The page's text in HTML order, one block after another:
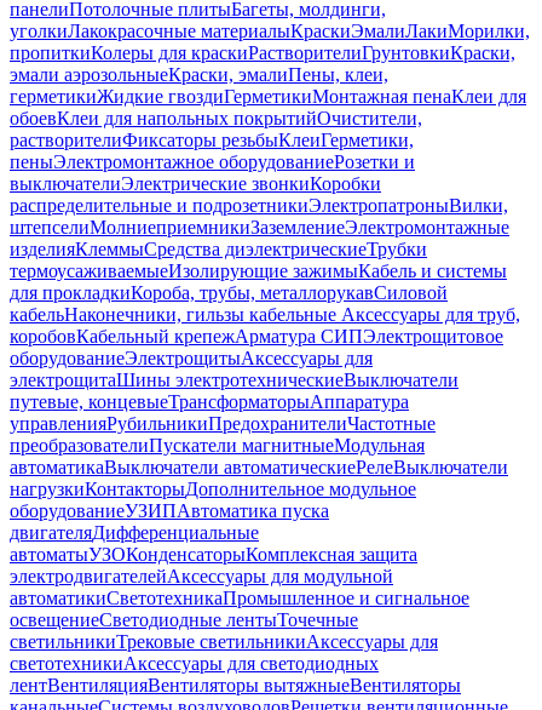
панелиПотолочные плитыБагеты, молдинги,
уголкиЛакокрасочные материалыКраскиЭмалиЛакиМорилки,
пропиткиКолеры для краскиРастворителиГрунтовкиКраски,
эмали аэрозольныеКраски, эмалиПены, клеи,
герметикиЖидкие гвоздиГерметикиМонтажная пенаКлеи для
обоевКлеи для напольных покрытийОчистители,
растворителиФиксаторы резьбыКлеиГерметики,
пеныЭлектромонтажное оборудованиеРозетки и
выключателиЭлектрические звонкиКоробки
распределительные и подрозетникиЭлектропатроныВилки,
штепселиМолниеприемникиЗаземлениеЭлектромонтажные
изделияКлеммыСредства диэлектрическиеТрубки
термоусаживаемыеИзолирующие зажимыКабель и системы
для прокладкиКороба, трубы, металлорукавСиловой
кабельНаконечники, гильзы кабельные Аксессуары для труб,
коробовКабельный крепежАрматура СИПЭлектрощитовое
оборудованиеЭлектрощитыАксессуары для
электрощитаШины электротехническиеВыключатели
путевые, концевыеТрансформаторыАппаратура
управленияРубильникиПредохранителиЧастотные
преобразователиПускатели магнитныеМодульная
автоматикаВыключатели автоматическиеРелеВыключатели
нагрузкиКонтакторыДополнительное модульное
оборудованиеУЗИПАвтоматика пуска
двигателяДифференциальные
автоматыУЗОКонденсаторыКомплексная защита
электродвигателейАксессуары для модульной
автоматикиСветотехникаПромышленное и сигнальное
освещениеСветодиодные лентыТочечные
светильникиТрековые светильникиАксессуары для
светотехникиАксессуары для светодиодных
лентВентиляцияВентиляторы вытяжныеВентиляторы